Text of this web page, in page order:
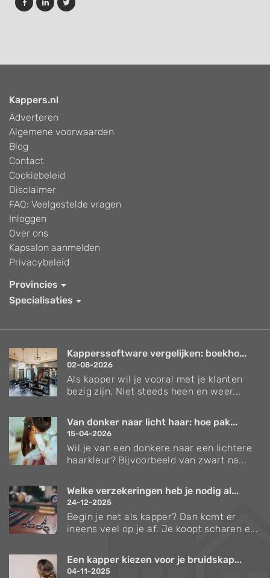
Kappers.nl
Adverteren
Algemene voorwaarden
Blog
Contact
Cookiebeleid
Disclaimer
FAQ: Veelgestelde vragen
Inloggen
Over ons
Kapsalon aanmelden
Privacybeleid
Provincies
Specialisaties
Kapperssoftware vergelijken: boekho...
02-08-2026
Als kapper wil je vooral met je klanten
bezig zijn. Niet steeds heen en weer...
Van donker naar licht haar: hoe pak...
15-04-2026
Wil je van een donkere naar een lichtere
haarkleur? Bijvoorbeeld van zwart na...
Welke verzekeringen heb je nodig al...
24-12-2025
Begin je net als kapper? Dan komt er
ineens veel op je af. Je koopt scharen e...
Een kapper kiezen voor je bruidskap...
04-11-2025